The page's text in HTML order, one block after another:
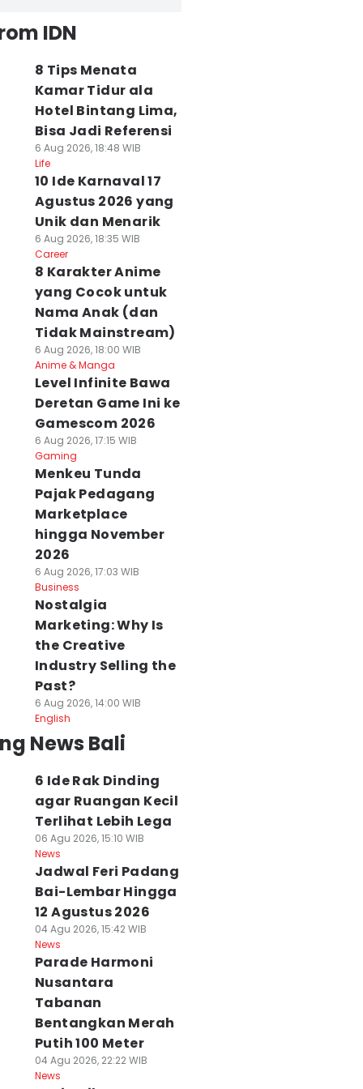
IDN
8 Tips Menata
Kamar Tidur ala
Hotel Bintang Lima,
Bisa Jadi Referensi
6 Aug 2026, 18:48 WIB
Life
10 Ide Karnaval 17
Agustus 2026 yang
Unik dan Menarik
6 Aug 2026, 18:35 WIB
Career
8 Karakter Anime
yang Cocok untuk
Nama Anak (dan
Tidak Mainstream)
6 Aug 2026, 18:00 WIB
Anime & Manga
Level Infinite Bawa
Deretan Game Ini ke
Gamescom 2026
6 Aug 2026, 17:15 WIB
Gaming
Menkeu Tunda
Pajak Pedagang
Marketplace
hingga November
2026
6 Aug 2026, 17:03 WIB
Business
Nostalgia
Marketing: Why Is
the Creative
Industry Selling the
Past?
6 Aug 2026, 14:00 WIB
English
News Bali
6 Ide Rak Dinding
agar Ruangan Kecil
Terlihat Lebih Lega
06 Agu 2026, 15:10 WIB
News
Jadwal Feri Padang
Bai-Lembar Hingga
12 Agustus 2026
04 Agu 2026, 15:42 WIB
News
Parade Harmoni
Nusantara
Tabanan
Bentangkan Merah
Putih 100 Meter
04 Agu 2026, 22:22 WIB
News